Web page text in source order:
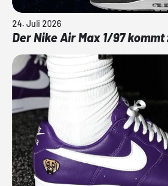
24. Juli 2026
Der Nike Air Max 1/97